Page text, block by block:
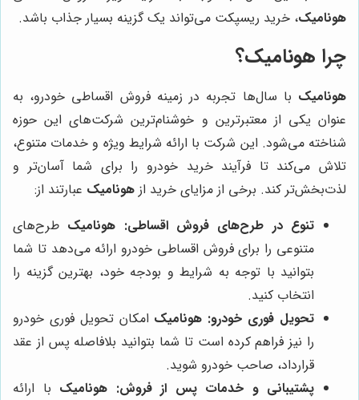
هونامیک، خرید ریسپکت می‌تواند یک گزینه بسیار جذاب باشد.
چرا هونامیک؟
هونامیک با سال‌ها تجربه در زمینه فروش اقساطی خودرو، به
عنوان یکی از معتبرترین و خوشنام‌ترین شرکت‌های این حوزه
شناخته می‌شود. این شرکت با ارائه شرایط ویژه و خدمات متنوع،
تلاش می‌کند تا فرآیند خرید خودرو را برای شما آسان‌تر و
لذت‌بخش‌تر کند. برخی از مزایای خرید از هونامیک عبارتند از:
تنوع در طرح‌های فروش اقساطی: هونامیک طرح‌های
متنوعی را برای فروش اقساطی خودرو ارائه می‌دهد تا شما
بتوانید با توجه به شرایط و بودجه خود، بهترین گزینه را
انتخاب کنید.
تحویل فوری خودرو: هونامیک امکان تحویل فوری خودرو
را نیز فراهم کرده است تا شما بتوانید بلافاصله پس از عقد
قرارداد، صاحب خودرو شوید.
پشتیبانی و خدمات پس از فروش: هونامیک با ارائه